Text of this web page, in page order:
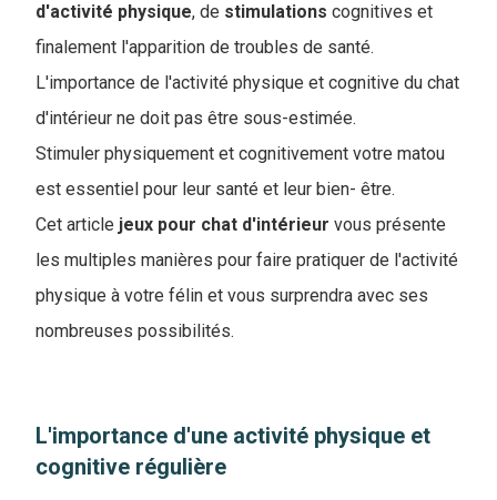
d'activité physique, de stimulations cognitives et
finalement l'apparition de troubles de santé.
L'importance de l'activité physique et cognitive du chat
d'intérieur ne doit pas être sous-estimée.
Stimuler physiquement et cognitivement votre matou
est essentiel pour leur santé et leur bien- être.
Cet article jeux pour chat d'intérieur vous présente
les multiples manières pour faire pratiquer de l'activité
physique à votre félin et vous surprendra avec ses
nombreuses possibilités.
L'importance d'une activité physique et
cognitive régulière